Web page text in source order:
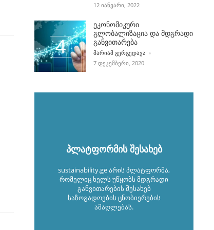
12 ᲘᲐᲜᲕᲐᲠᲘ, 2022
ეკონომიკური
გლობალიზაცია და მდგრადი
განვითარება
POSTED BY
ᲛᲐᲠᲘᲐᲛ ᲒᲔᲠᲒᲔᲓᲐᲕᲐ
7 ᲓᲔᲙᲔᲛᲑᲔᲠᲘ, 2020
პლატფორმის შესახებ
sustainability.ge არის პლატფორმა,
რომელიც ხელს უწყობს მდგრადი
განვითარების შესახებ
საზოგადოების ცნობიერების
ამაღლებას.